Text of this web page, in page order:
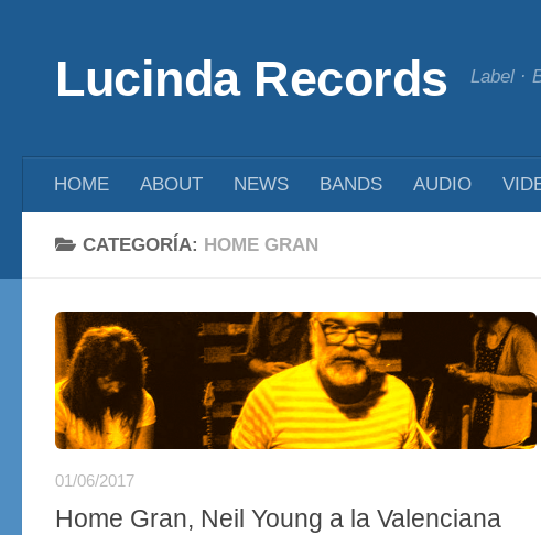
Lucinda Records Label ·
HOME ABOUT NEWS BANDS AUDIO
CATEGORÍA: HOME GRAN
01/06/2017
Home Gran, Neil Young a la Valenciana